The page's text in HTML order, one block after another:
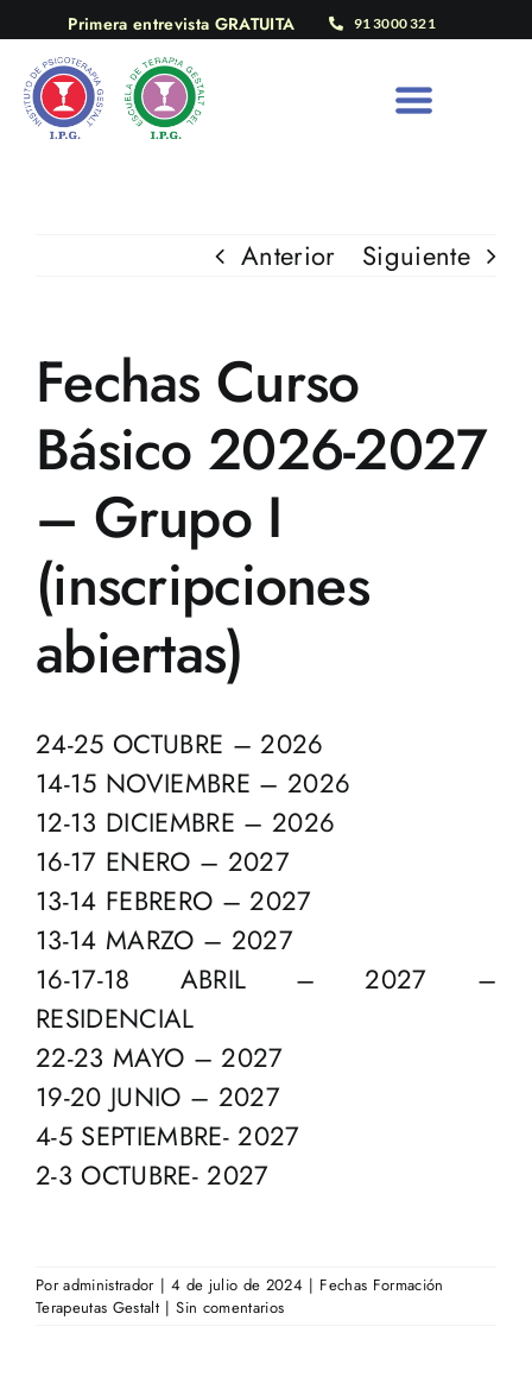
contenido
Primera entrevista GRATUITA 91 3000 321
Anterior Siguiente
Fechas Curso
Básico 2026-2027
– Grupo I
(inscripciones
abiertas)
24-25 OCTUBRE – 2026
14-15 NOVIEMBRE – 2026
12-13 DICIEMBRE – 2026
16-17 ENERO – 2027
13-14 FEBRERO – 2027
13-14 MARZO – 2027
16-17-18 ABRIL – 2027 –
RESIDENCIAL
22-23 MAYO – 2027
19-20 JUNIO – 2027
4-5 SEPTIEMBRE- 2027
2-3 OCTUBRE- 2027
Poradministrador | 4 de julio de 2024 | Fechas Formación
Terapeutas Gestalt | Sin comentarios